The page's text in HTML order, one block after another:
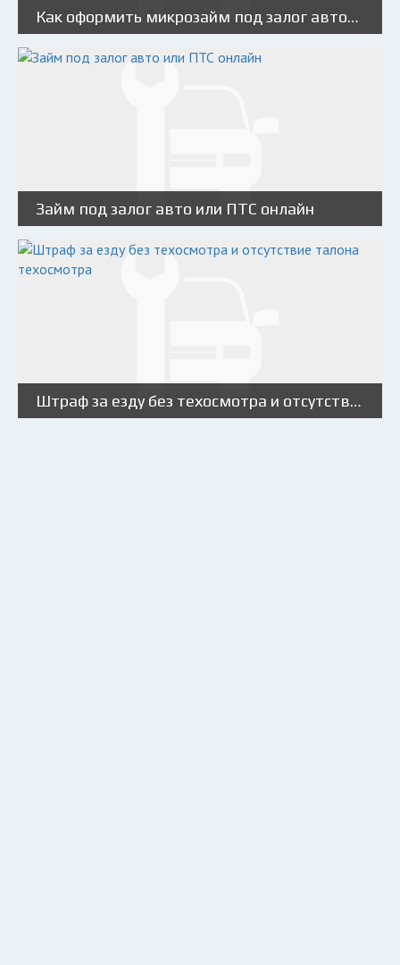
Как оформить микрозайм под залог автомобиля, ПТС?
Займ под залог авто или ПТС онлайн
Штраф за езду без техосмотра и отсутствие талона техосмотра